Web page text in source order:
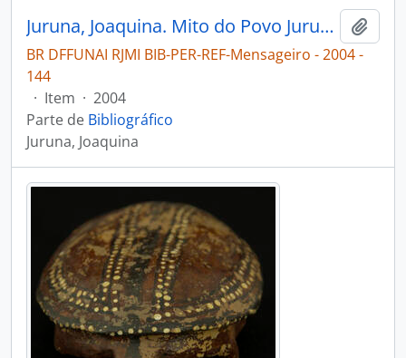
Juruna, Joaquina. Mito do Povo Juruna [Mensageiro]
BR DFFUNAI RJMI BIB-PER-REF-Mensageiro - 2004 -
144
· Item · 2004
Parte de Bibliográfico
Juruna, Joaquina